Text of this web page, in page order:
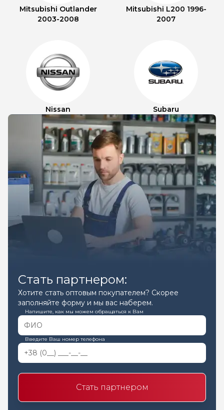
Mitsubishi Outlander
2003-2008
Mitsubishi L200 1996-
2007
Nissan Subaru
Стать партнером:
Хотите стать оптовым покупателем? Скорее
заполняйте форму и мы вас наберем.
Напишите, как мы можем обращаться к Вам
Введите Ваш номер телефона
Стать партнером